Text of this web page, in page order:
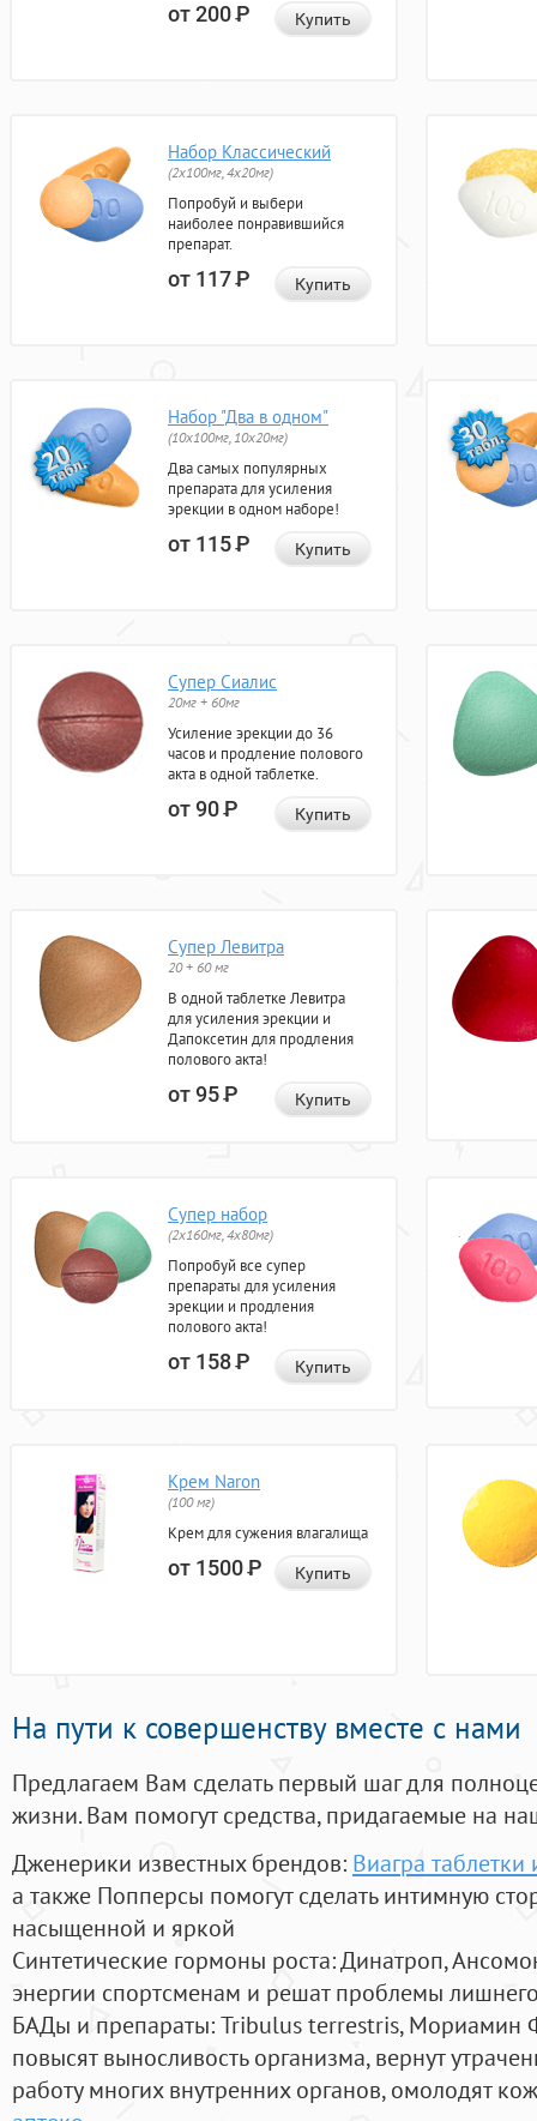
от 200Р Купить
Набор Классический
(2x100мг, 4x20мг)
Попробуй и выбери
наиболее понравившийся
препарат.
от 117Р Купить
Набор "Два в одном"
(10x100мг, 10x20мг)
Два самых популярных
препарата для усиления
эрекции в одном наборе!
от 115Р Купить
Супер Сиалис
20мг + 60мг
Усиление эрекции до 36
часов и продление полового
акта в одной таблетке.
от 90Р Купить
Супер Левитра
20 + 60 мг
В одной таблетке Левитра
для усиления эрекции и
Дапоксетин для продления
полового акта!
от 95Р Купить
Супер набор
(2х160мг, 4х80мг)
Попробуй все супер
препараты для усиления
эрекции и продления
полового акта!
от 158Р Купить
Крем Naron
(100 мг)
Крем для сужения влагалища
от 1500Р Купить
На пути к совершенству вместе с нами
Предлагаем Вам сделать первый шаг для
жизни. Вам помогут средства, придагаемые на
Дженерики известных брендов: Виагра таблетки
а также Попперсы помогут сделать интимную
насыщенной и яркой
Синтетические гормоны роста: Динатроп,
энергии спортсменам и решат проблемы
БАДы и препараты:Tribulus terrestris, Мориамин
повысят выносливость организма, вернут
работу многих внутренних органов, омолодят